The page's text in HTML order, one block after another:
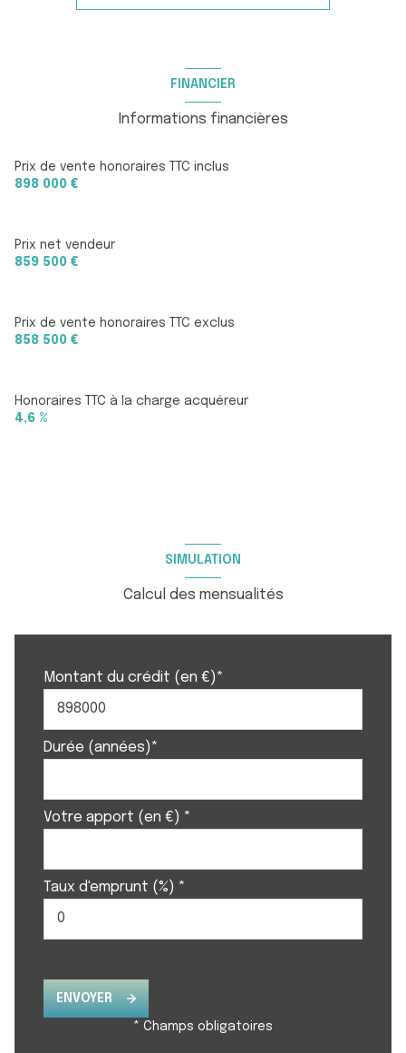
cuisine séparée (équipée)
Chauffage individuel : air pulsé (climatisation)
exposition Sud
vue Collines, Lac et Golf
terrasse
FINANCIER
Informations financières
Prix de vente honoraires TTC inclus
898 000 €
Prix net vendeur
859 500 €
Prix de vente honoraires TTC exclus
858 500 €
Honoraires TTC à la charge acquéreur
4,6 %
SIMULATION
Calcul des mensualités
Montant du crédit (en €)*
Durée (années)*
Votre apport (en €) *
Taux d'emprunt (%) *
ENVOYER
* Champs obligatoires